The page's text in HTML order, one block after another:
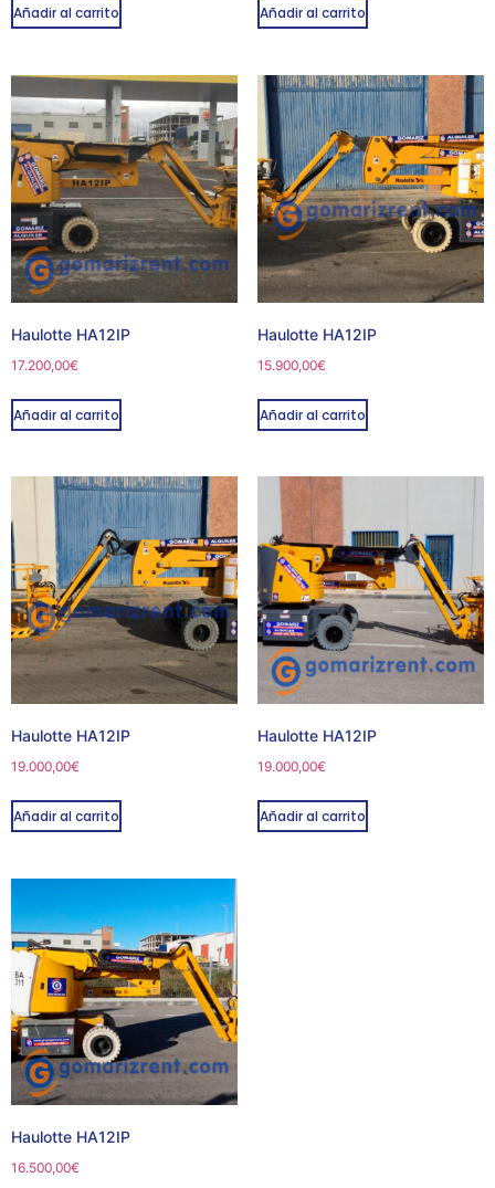
Añadir al carrito Añadir al carrito
Haulotte HA12IP
17.200,00€
Añadir al carrito
Haulotte HA12IP
15.900,00€
Añadir al carrito
Haulotte HA12IP
19.000,00€
Añadir al carrito
Haulotte HA12IP
19.000,00€
Añadir al carrito
Haulotte HA12IP
16.500,00€